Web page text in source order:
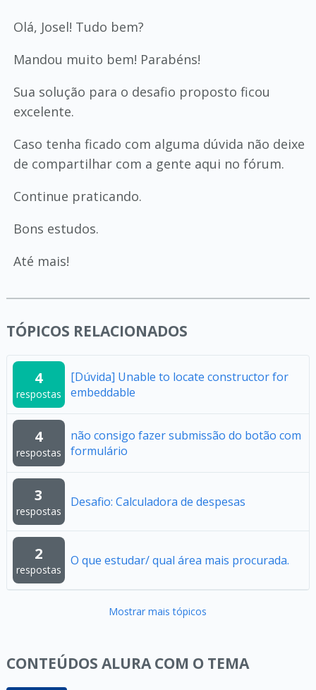
Olá, Josel! Tudo bem?
Mandou muito bem! Parabéns!
Sua solução para o desafio proposto ficou
excelente.
Caso tenha ficado com alguma dúvida não deixe
de compartilhar com a gente aqui no fórum.
Continue praticando.
Bons estudos.
Até mais!
TÓPICOS RELACIONADOS
4
respostas
[Dúvida] Unable to locate constructor for
embeddable
4
respostas
não consigo fazer submissão do botão com
formulário
3
respostas
Desafio: Calculadora de despesas
2
respostas
O que estudar/ qual área mais procurada.
Mostrar mais tópicos
CONTEÚDOS ALURA COM O TEMA